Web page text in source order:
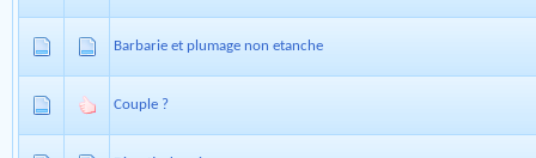
Barbarie et plumage non etanche
Couple ?